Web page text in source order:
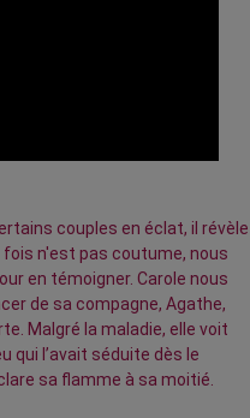
couples en éclat, il révèle
fois n'est pas coutume, nous
en témoigner. Carole nous
de sa compagne, Agathe,
Malgré la maladie, elle voit
qui l’avait séduite dès le
sa flamme à sa moitié.